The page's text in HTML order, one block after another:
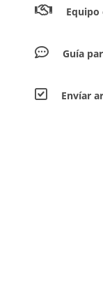
Guía
Envíar